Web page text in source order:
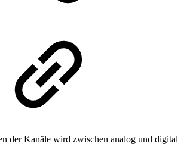
der Kanäle wird zwischen analog und digital